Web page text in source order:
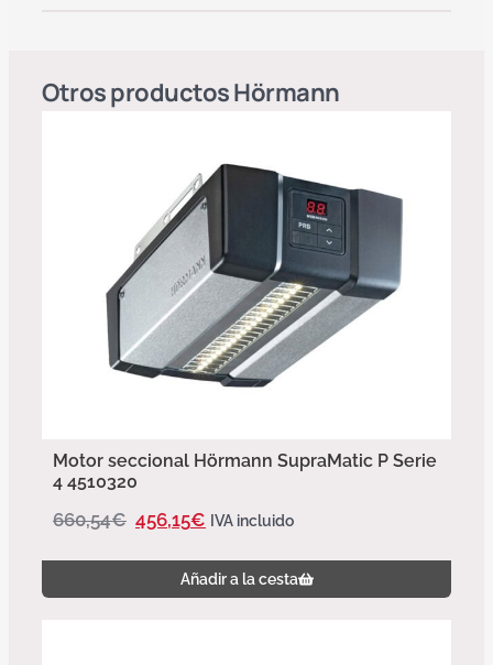
Otros productosHörmann
Motor seccional Hörmann SupraMatic P Serie
4 4510320
660,54€ 456,15€ IVA incluido
Añadir a la cesta